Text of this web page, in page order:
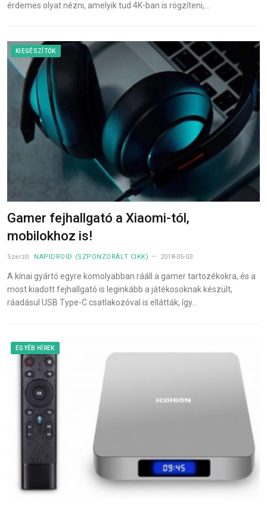
érdemes olyat nézni, amelyik tud 4K-ban is rögzíteni,…
KIEGÉSZÍTŐK
Gamer fejhallgató a Xiaomi-tól,
mobilokhoz is!
Szerző: NAPIDROID (SZPONZORÁLT CIKK) 2018-05-03
A kínai gyártó egyre komolyabban rááll a gamer tartozékokra, és a
most kiadott fejhallgató is leginkább a játékosoknak készült,
ráadásul USB Type-C csatlakozóval is ellátták, így…
EGYÉB HÍREK